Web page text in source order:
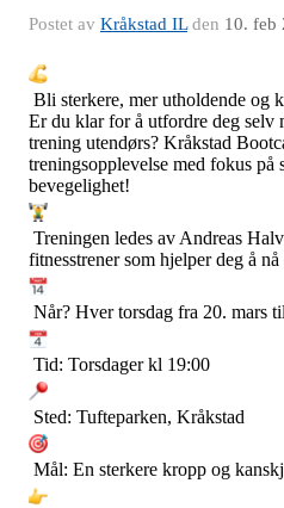
Postet av Kråkstad ILden 10. feb
Bli sterkere, mer utholdende og
Er du klar for å utfordre deg selv
trening utendørs? Kråkstad
treningsopplevelse med fokus på
bevegelighet!
Treningen ledes av Andreas
fitnesstrener som hjelper deg å
Når? Hver torsdag fra 20. mars
Tid: Torsdager kl 19:00
Sted: Tufteparken, Kråkstad
Mål: En sterkere kropp og